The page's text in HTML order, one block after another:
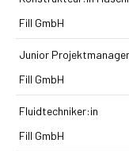
Fill GmbH
Junior
Fill GmbH
Fluidtechniker:in
Fill GmbH